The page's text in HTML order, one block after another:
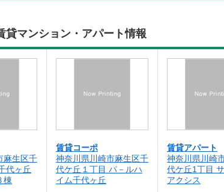
貸マンション・アパート情報
麻生区千
代ヶ丘
棟
賃貸コーポ
神奈川県川崎市麻生区千
代ケ丘１丁目 パ－ルハ
イム千代ヶ丘
賃貸アパート
神奈川県川崎
代ケ丘1丁目
アクシス